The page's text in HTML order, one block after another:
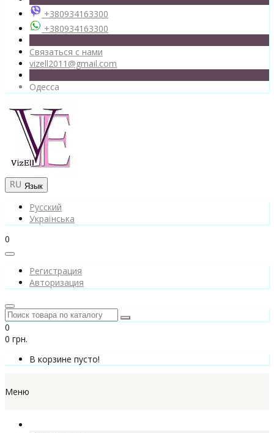
+380934163300
+380934163300
Связаться с нами
vizell2011@gmail.com
Одесса
Язык
Русский
Українська
0
Регистрация
Авторизация
0
0 грн.
В корзине пусто!
Меню